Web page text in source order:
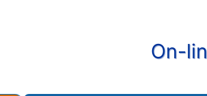
On-